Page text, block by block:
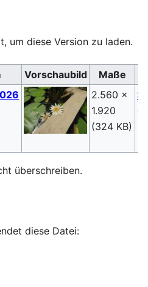
um diese Version zu laden.
Vorschaubild
Maße
2.560 ×
1.920
(324 KB)
(
überschreiben.
diese Datei: